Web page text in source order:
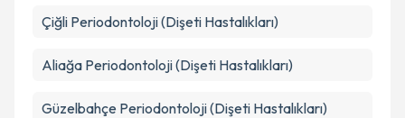
Çiğli Periodontoloji (Dişeti Hastalıkları)
Aliağa Periodontoloji (Dişeti Hastalıkları)
Güzelbahçe Periodontoloji (Dişeti Hastalıkları)